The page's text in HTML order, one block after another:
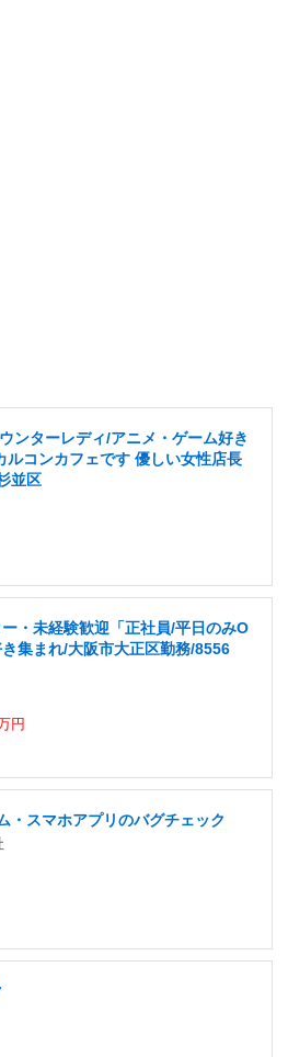
ンターレディ/アニメ・ゲーム好き
ルコンカフェです 優しい女性店長
並区
・未経験歓迎「正社員/平日のみO
集まれ/大阪市大正区勤務/8556
円
・スマホアプリのバグチェック